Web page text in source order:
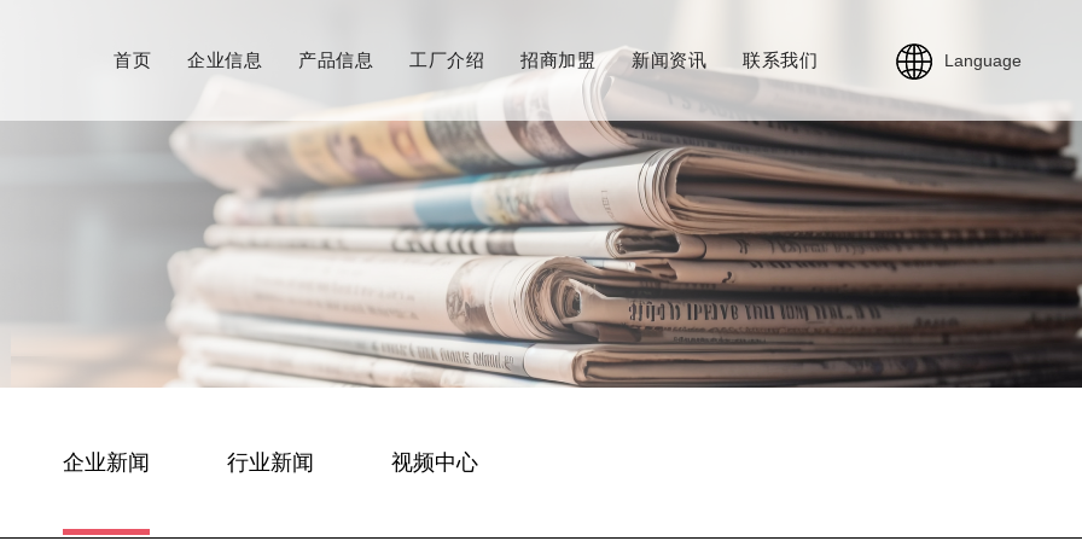
Language
首页 企业信息 产品信息 工厂介绍 招商加盟 新闻资讯 联系我们
企业新闻 行业新闻 视频中心